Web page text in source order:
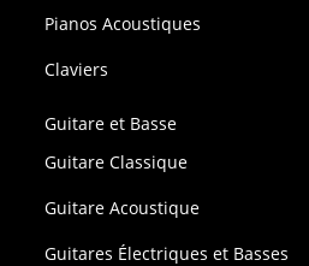
Pianos Acoustiques
Claviers
Guitare et Basse
Guitare Classique
Guitare Acoustique
Guitares Électriques et Basses